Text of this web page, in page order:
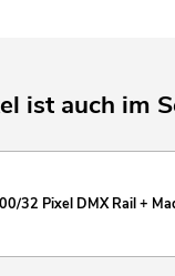
ist auch im
32 Pixel DMX Rail +